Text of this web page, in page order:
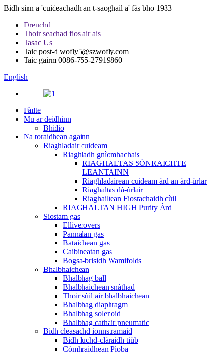
Bidh sinn a 'cuideachadh an t-saoghail a' fàs bho 1983
Dreuchd
Thoir seachad fios air ais
Tasac Us
Taic post-d wofly5@szwofly.com
Taic gairm 0086-755-27919860
English
Fàilte
Mu ar deidhinn
Bhidio
Na toraidhean againn
Riaghladair cuideam
Riaghladh gnìomhachais
RIAGHALTAS SÒNRAICHTE
LEANTAINN
Riaghladairean cuideam àrd an àrd-ùrlar
Riaghaltas dà-ùrlair
Riaghailtean Fiosrachaidh cùil
RIAGHALTAN HIGH Purity Àrd
Siostam gas
Elliverovers
Pannalan gas
Bataichean gas
Caibineatan gas
Bogsa-brisidh Wamifolds
Bhalbhaichean
Bhalbhag ball
Bhalbhaichean snàthad
Thoir sùil air bhalbhaichean
Bhalbhag diaphragm
Bhalbhag solenoid
Bhalbhag cathair pneumatic
Bidh cleasachd ionnstramaid
Bidh luchd-clàraidh tiùb
Còmhraidhean Pìoba